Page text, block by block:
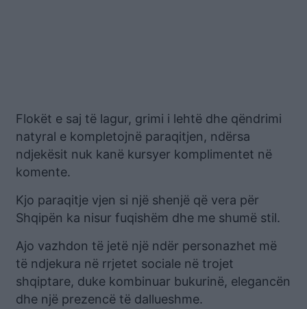
Flokët e saj të lagur, grimi i lehtë dhe qëndrimi
natyral e kompletojnë paraqitjen, ndërsa
ndjekësit nuk kanë kursyer komplimentet në
komente.
Kjo paraqitje vjen si një shenjë që vera për
Shqipën ka nisur fuqishëm dhe me shumë stil.
Ajo vazhdon të jetë një ndër personazhet më
të ndjekura në rrjetet sociale në trojet
shqiptare, duke kombinuar bukurinë, elegancën
dhe një prezencë të dallueshme.